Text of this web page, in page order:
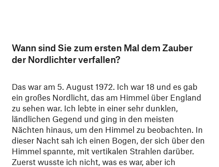
Wann sind Sie zum ersten Mal dem Zauber
der Nordlichter verfallen?
Das war am 5. August 1972. Ich war 18 und es gab
ein großes Nordlicht, das am Himmel über England
zu sehen war. Ich lebte in einer sehr dunklen,
ländlichen Gegend und ging in den meisten
Nächten hinaus, um den Himmel zu beobachten. In
dieser Nacht sah ich einen Bogen, der sich über den
Himmel spannte, mit vertikalen Strahlen darüber.
Zuerst wusste ich nicht, was es war, aber ich